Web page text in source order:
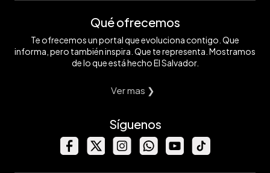
Qué ofrecemos
Te ofrecemos un portal que evoluciona contigo. Que
informa, pero también inspira. Que te representa. Mostramos
de lo que está hecho El Salvador.
Ver mas ❯
Síguenos